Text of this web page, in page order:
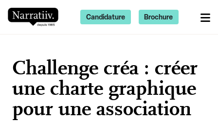
Challenge créa : créer
une charte graphique
pour une association
Candidature Brochure